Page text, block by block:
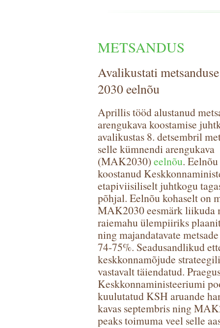
METSANDUS
Avalikustati
2030 eelnõu
Aprillis tööd alustanud
arengukava koostamise
avalikustas 8. detsembril
selle kümnendi arengukava
(MAK2030)eelnõu.
koostanud
etapiviisiliselt juhtkogu
põhjal. Eelnõu kohaselt on
MAK2030 eesmärk liikuda
raiemahu ülempiiriks
ning majandatavate
74-75%. Seadusandlikud
keskkonnamõjude
vastavalt täiendatud.
Keskkonnaministeeriumi
kuulutatud KSH aruande
kavas septembris ning
peaks toimuma veel selle